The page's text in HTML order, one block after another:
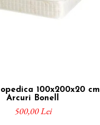
100x200x20 cm
Arcuri Bonell
500,00 Lei